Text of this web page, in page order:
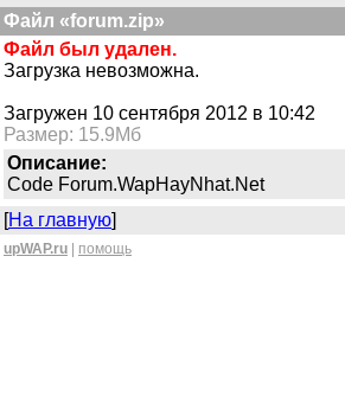
Файл «forum.zip»
Файл был удален.
Загрузка невозможна.
Загружен 10 сентября 2012 в 10:42
Размер: 15.9Мб
Описание:
Code Forum.WapHayNhat.Net
[На главную]
upWAP.ru помощь